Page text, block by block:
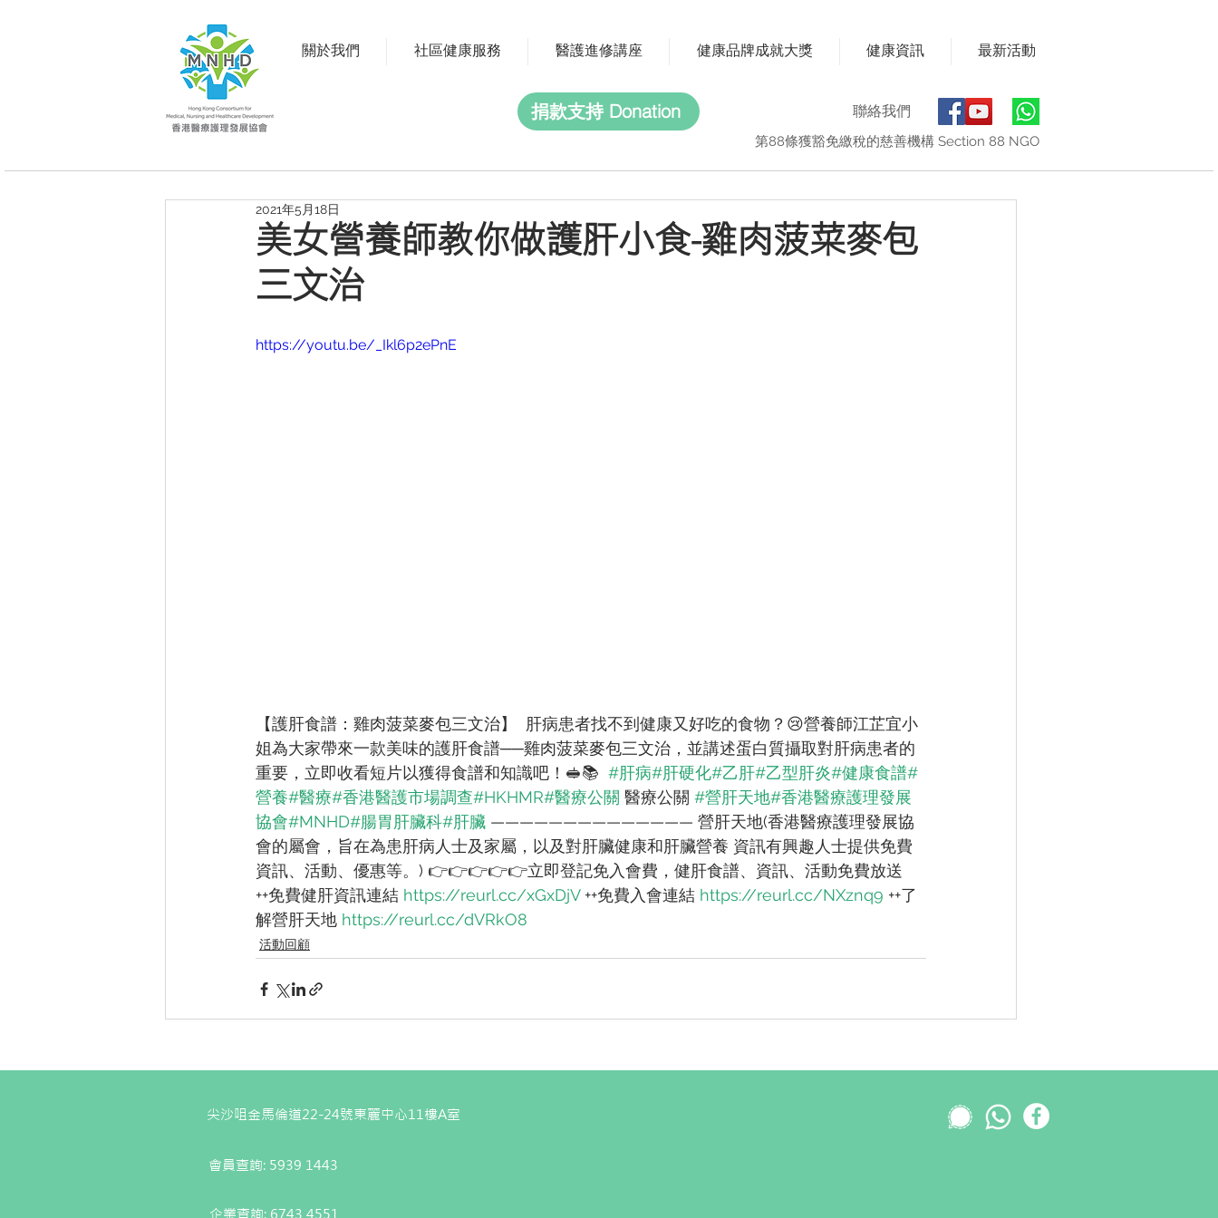
關於我們 社區健康服務 醫護進修講座 健康品牌成就大獎 健康資訊 最新活動
捐款支持 Donation 聯絡我們
第88條獲豁免繳稅的慈善機構 Section 88 NGO
美女營養師教你做護肝小食-雞肉菠菜麥包
三文治
2021年5月18日
https://youtu.be/_Ikl6p2ePnE
【護肝食譜：雞肉菠菜麥包三文治】  肝病患者找不到健康又好吃的食物？😢營養師江芷宜小
姐為大家帶來一款美味的護肝食譜──雞肉菠菜麥包三文治，並講述蛋白質攝取對肝病患者的
重要，立即收看短片以獲得食譜和知識吧！🥪📚 #肝病#肝硬化#乙肝#乙型肝炎#健康食譜#
營養#醫療#香港醫護市場調查#HKHMR#醫療公關 醫療公關 #營肝天地#香港醫療護理發展
協會#MNHD#腸胃肝臟科#肝臟 —————————————— 營肝天地(香港醫療護理發展協
會的屬會，旨在為患肝病人士及家屬，以及對肝臟健康和肝臟營養 資訊有興趣人士提供免費
資訊、活動、優惠等。) 👉👉👉👉👉立即登記免入會費，健肝食譜、資訊、活動免費放送
++免費健肝資訊連結 https://reurl.cc/xGxDjV ++免費入會連結 https://reurl.cc/NXznq9 ++了
解營肝天地 https://reurl.cc/dVRkO8
活動回顧
尖沙咀金馬倫道22-24號東麗中心11樓A室
會員查詢: 5939 1443
企業查詢: 6743 4551